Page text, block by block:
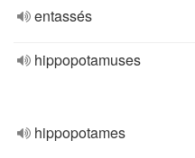
entassés
hippopotamuses
hippopotames